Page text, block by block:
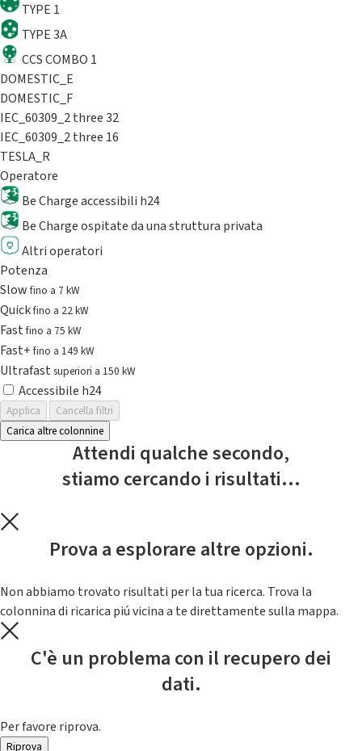
TYPE 1
TYPE 3A
CCS COMBO 1
DOMESTIC_E
DOMESTIC_F
IEC_60309_2 three 32
IEC_60309_2 three 16
TESLA_R
Operatore
Be Charge accessibili h24
Be Charge ospitate da una struttura privata
Altri operatori
Potenza
Slowfino a 7 kW
Quickfino a 22 kW
Fastfino a 75 kW
Fast+fino a 149 kW
Ultrafast superiori a 150 kW
Accessibile h24
Applica
Cancella filtri
Carica altre colonnine
Attendi qualche secondo,
stiamo cercando i risultati...
Prova a esplorare altre opzioni.
Non abbiamo trovato risultati per la tua ricerca. Trova la
colonnina di ricarica piú vicina a te direttamente sulla mappa.
C'è un problema con il recupero dei
dati.
Per favore riprova.
Riprova